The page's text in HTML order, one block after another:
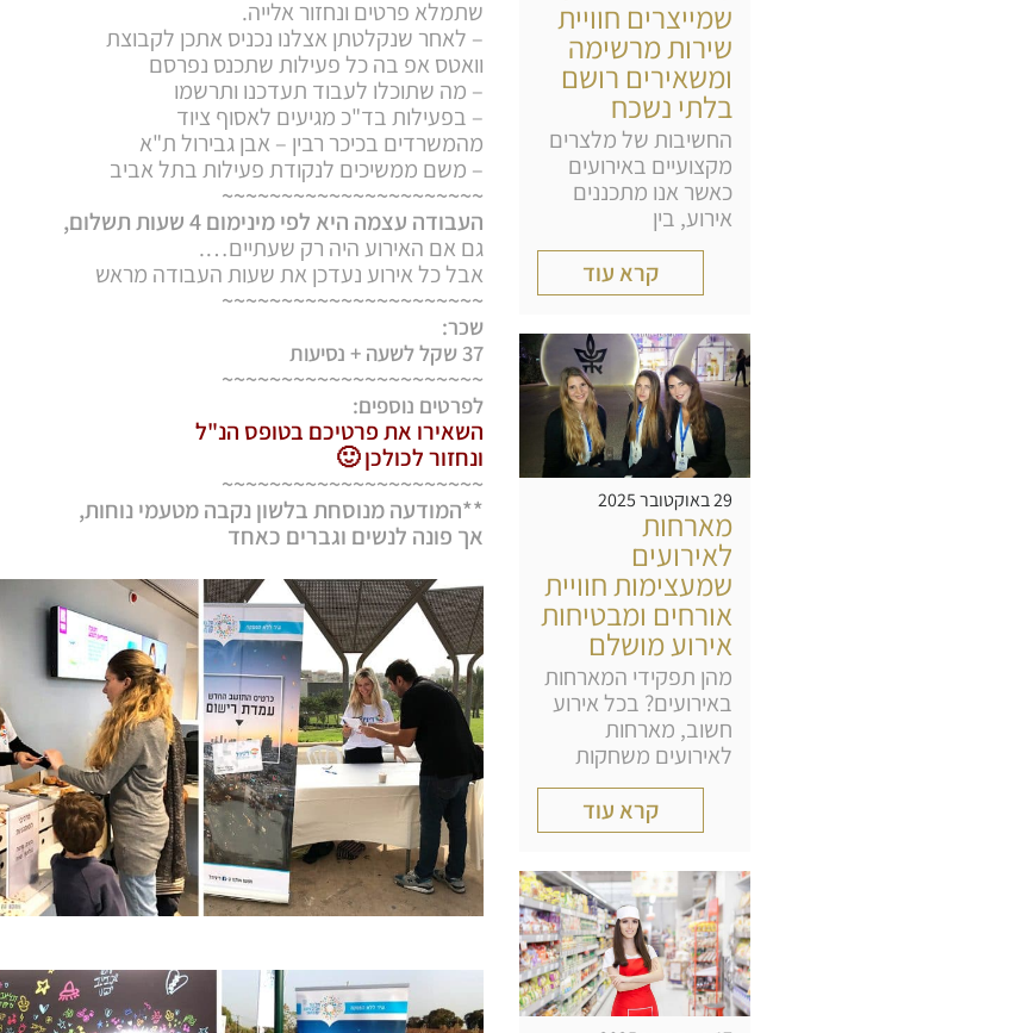
שמייצרים חוויית
שירות מרשימה
ומשאירים רושם
בלתי נשכח
החשיבות של מלצרים
מקצועיים באירועים
כאשר אנו מתכננים
אירוע, בין
קרא עוד
29 באוקטובר 2025
מארחות
לאירועים
שמעצימות חוויית
אורחים ומבטיחות
אירוע מושלם
מהן תפקידי המארחות
באירועים? בכל אירוע
חשוב, מארחות
לאירועים משחקות
קרא עוד
שתמלא פרטים ונחזור אלייה.
– לאחר שנקלטתן אצלנו נכניס אתכן לקבוצת
וואטס אפ בה כל פעילות שתכנס נפרסם
– מה שתוכלו לעבוד תעדכנו ותרשמו
– בפעילות בד"כ מגיעים לאסוף ציוד
מהמשרדים בכיכר רבין – אבן גבירול ת"א
– משם ממשיכים לנקודת פעילות בתל אביב
~~~~~~~~~~~~~~~~~~~~~~
העבודה עצמה היא לפי מינימום 4 שעות תשלום,
גם אם האירוע היה רק שעתיים….
אבל כל אירוע נעדכן את שעות העבודה מראש
~~~~~~~~~~~~~~~~~~~~~~
שכר:
37 שקל לשעה + נסיעות
~~~~~~~~~~~~~~~~~~~~~~
לפרטים נוספים:
השאירו את פרטיכם בטופס הנ"ל
ונחזור לכולכן 🙂
~~~~~~~~~~~~~~~~~~~~~~
**המודעה מנוסחת בלשון נקבה מטעמי נוחות,
אך פונה לנשים וגברים כאחד